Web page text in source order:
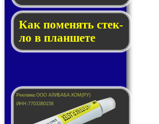
Как по­ме­нять стек­
ло в планшете